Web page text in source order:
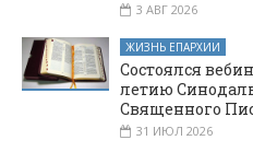
3 АВГ 2026
ЖИЗНЬ ЕПАРХИИ
Состоялся
летию
Священного
31 ИЮЛ 2026